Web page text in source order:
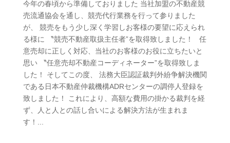
今年の春頃から準備しておりました 当社加盟の不動産競
売流通協会を通し、競売代行業務を行って参りました
が、 競売をもう少し深く学習しお客様の要望に応えられ
る様に 〝競売不動産取扱主任者”を取得致しました！ 任
意売却に正しく対応、当社のお客様のお役に立ちたいと
思い 〝任意売却不動産コーディネーター”を取得致しま
した！ そしてこの度、 法務大臣認証裁判外紛争解決機関
である日本不動産仲裁機構ADRセンターの調停人登録を
致しました！ これにより、高額な費用の掛かる裁判を経
ず、人と人との話し合いによる解決方法が生まれま
す！...